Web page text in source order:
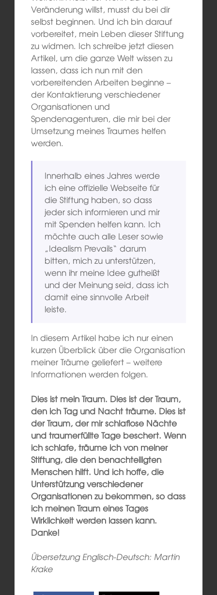
Veränderung willst, musst du bei dir
selbst beginnen. Und ich bin darauf
vorbereitet, mein Leben dieser Stiftung
zu widmen. Ich schreibe jetzt diesen
Artikel, um die ganze Welt wissen zu
lassen, dass ich nun mit den
vorbereitenden Arbeiten beginne –
der Kontaktierung verschiedener
Organisationen und
Spendenagenturen, die mir bei der
Umsetzung meines Traumes helfen
werden.
Innerhalb eines Jahres werde
ich eine offizielle Webseite für
die Stiftung haben, so dass
jeder sich informieren und mir
mit Spenden helfen kann. Ich
möchte auch alle Leser sowie
„Idealism Prevails“ darum
bitten, mich zu unterstützen,
wenn ihr meine Idee gutheißt
und der Meinung seid, dass ich
damit eine sinnvolle Arbeit
leiste.
In diesem Artikel habe ich nur einen
kurzen Überblick über die Organisation
meiner Träume geliefert – weitere
Informationen werden folgen.
Dies ist mein Traum. Dies ist der Traum,
den ich Tag und Nacht träume. Dies ist
der Traum, der mir schlaflose Nächte
und traumerfüllte Tage beschert. Wenn
ich schlafe, träume ich von meiner
Stiftung, die den benachteiligten
Menschen hilft. Und ich hoffe, die
Unterstützung verschiedener
Organisationen zu bekommen, so dass
ich meinen Traum eines Tages
Wirklichkeit werden lassen kann.
Danke!
Übersetzung Englisch-Deutsch: Martin
Krake